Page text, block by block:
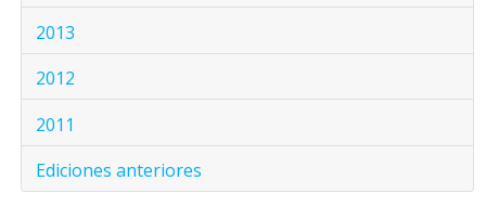
2013
2012
2011
Ediciones anteriores